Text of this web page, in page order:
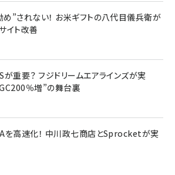
”されない！ お米ギフトの八代目儀兵衛が
イト改善
重要？ フジドリームエアラインズが実
％増”の舞台裏
を高速化！ 中川政七商店とSprocketが実